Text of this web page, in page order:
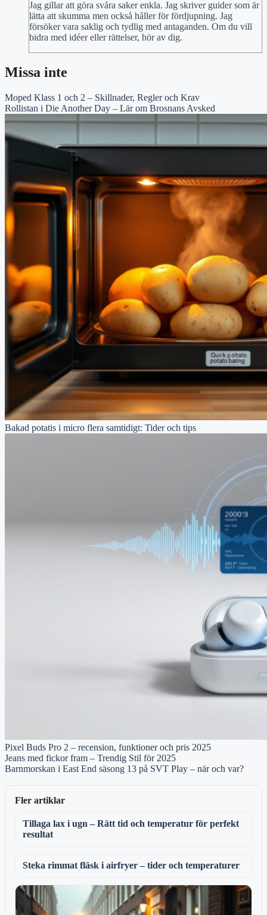
Jag gillar att göra svåra saker enkla. Jag skriver guider som är
lätta att skumma men också håller för fördjupning. Jag
försöker vara saklig och tydlig med antaganden. Om du vill
bidra med idéer eller rättelser, hör av dig.
Missa inte
Moped Klass 1 och 2 – Skillnader, Regler och Krav
Rollistan i Die Another Day – Lär om Brosnans Avsked
Bakad potatis i micro flera samtidigt: Tider och tips
Pixel Buds Pro 2 – recension, funktioner och pris 2025
Jeans med fickor fram – Trendig Stil för 2025
Barnmorskan i East End säsong 13 på SVT Play – när och var?
Fler artiklar
Tillaga lax i ugn – Rätt tid och temperatur för perfekt
resultat
Steka rimmat fläsk i airfryer – tider och temperaturer